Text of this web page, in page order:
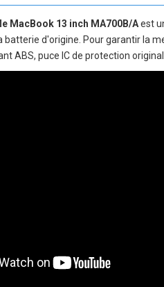
MacBook 13 inch MA700B/Aest
batterie d'origine. Pour garantir la
ABS, puce IC de protection